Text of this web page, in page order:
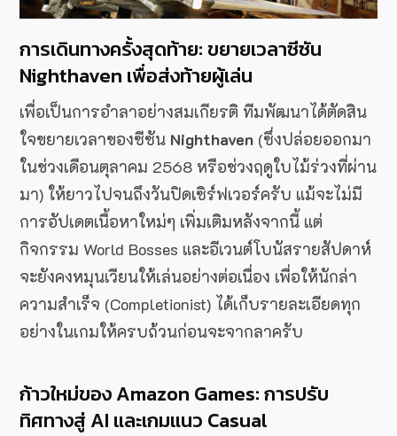
การเดินทางครั้งสุดท้าย: ขยายเวลาซีซัน
Nighthaven เพื่อส่งท้ายผู้เล่น
เพื่อเป็นการอำลาอย่างสมเกียรติ ทีมพัฒนาได้ตัดสิน
ใจขยายเวลาของซีซัน Nighthaven (ซึ่งปล่อยออกมา
ในช่วงเดือนตุลาคม 2568 หรือช่วงฤดูใบไม้ร่วงที่ผ่าน
มา) ให้ยาวไปจนถึงวันปิดเซิร์ฟเวอร์ครับ แม้จะไม่มี
การอัปเดตเนื้อหาใหม่ๆ เพิ่มเติมหลังจากนี้ แต่
กิจกรรม World Bosses และอีเวนต์โบนัสรายสัปดาห์
จะยังคงหมุนเวียนให้เล่นอย่างต่อเนื่อง เพื่อให้นักล่า
ความสำเร็จ (Completionist) ได้เก็บรายละเอียดทุก
อย่างในเกมให้ครบถ้วนก่อนจะจากลาครับ
ก้าวใหม่ของ Amazon Games: การปรับ
ทิศทางสู่ AI และเกมแนว Casual